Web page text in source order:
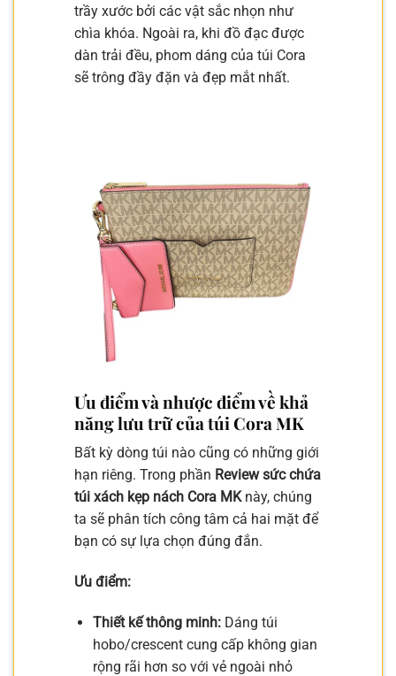
trầy xước bởi các vật sắc nhọn như
chìa khóa. Ngoài ra, khi đồ đạc được
dàn trải đều, phom dáng của túi Cora
sẽ trông đầy đặn và đẹp mắt nhất.
Ưu điểm và nhược điểm về khả
năng lưu trữ của túi Cora MK
Bất kỳ dòng túi nào cũng có những giới
hạn riêng. Trong phần Review sức chứa
túi xách kẹp nách Cora MKnày, chúng
ta sẽ phân tích công tâm cả hai mặt để
bạn có sự lựa chọn đúng đắn.
Ưu điểm:
Thiết kế thông minh:Dáng túi
hobo/crescent cung cấp không gian
rộng rãi hơn so với vẻ ngoài nhỏ